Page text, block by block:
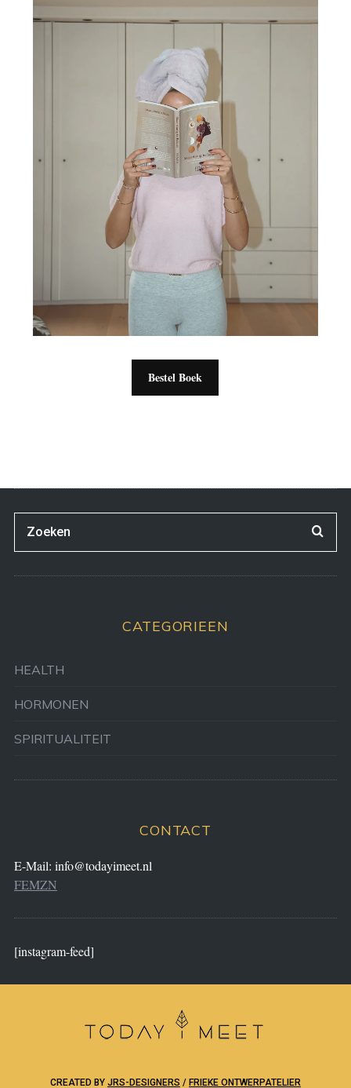
Bestel Boek
CATEGORIEEN
HEALTH
HORMONEN
SPIRITUALITEIT
CONTACT
E-Mail: info@todayimeet.nl
FEMZN
[instagram-feed]
CREATED BY JRS-DESIGNERS / FRIEKE ONTWERPATELIER